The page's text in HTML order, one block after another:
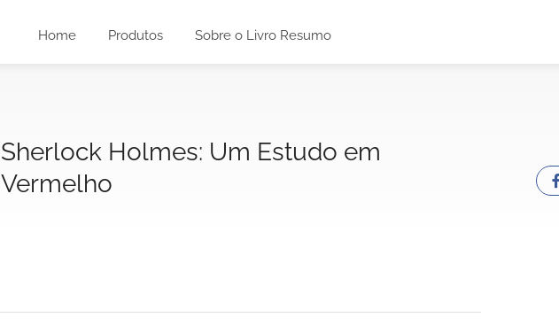
Home Produtos Sobre o Livro Resumo
Sherlock Holmes: Um Estudo em
Vermelho